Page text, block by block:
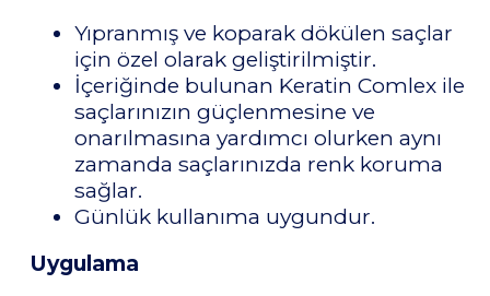
Yıpranmış ve koparak dökülen saçlar
için özel olarak geliştirilmiştir.
İçeriğinde bulunan Keratin Comlex ile
saçlarınızın güçlenmesine ve
onarılmasına yardımcı olurken aynı
zamanda saçlarınızda renk koruma
sağlar.
Günlük kullanıma uygundur.
Uygulama